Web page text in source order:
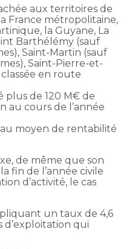
aux territoires de
France métropolitaine,
la Guyane, La
Barthélémy (sauf
Saint-Martin (sauf
Saint-Pierre-et-
en route
plus de 120 M€ de
au cours de l’année
moyen de rentabilité
de même que son
fin de l’année civile
d’activité, le cas
un taux de 4,6
d’exploitation qui